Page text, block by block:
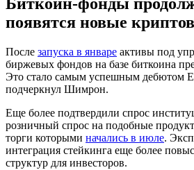
Биткоин-фонды
появятся новые
После запуска в январе активы под
биржевых фондов на базе биткоина
Это стало самым успешным дебютом
подчеркнул Шимрон.
Еще более подтвердили спрос
розничный спрос на подобные
торги которыми начались в июле.
интеграция стейкинга еще более
структур для инвесторов.